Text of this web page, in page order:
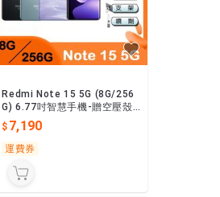
Redmi Note 15 5G (8G/256
G) 6.77吋智慧手機-贈空壓殼
+掛繩+韓版包+支架+噴劑
7,190
運費券